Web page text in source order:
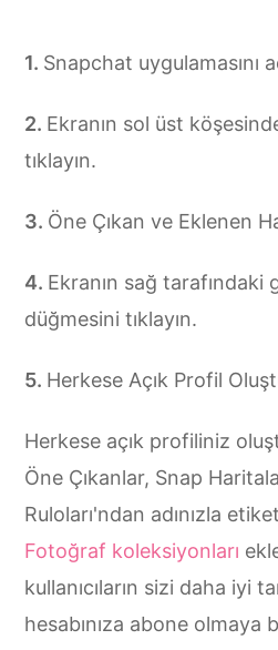
Snapchat uygulamasını
Ekranın sol üst
tıklayın.
Öne Çıkan ve Eklenen
Ekranın sağ tarafındaki
düğmesini tıklayın.
Herkese Açık Profil
Herkese açık profiliniz
Öne Çıkanlar, Snap
Ruloları'ndan adınızla
Fotoğraf koleksiyonları
kullanıcıların sizi daha iyi
hesabınıza abone olmaya